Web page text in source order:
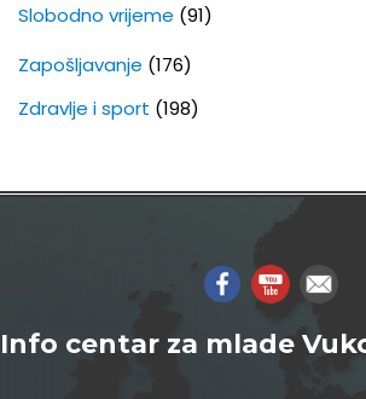
Slobodno vrijeme (91)
Zapošljavanje (176)
Zdravlje i sport (198)
Info centar za mlade